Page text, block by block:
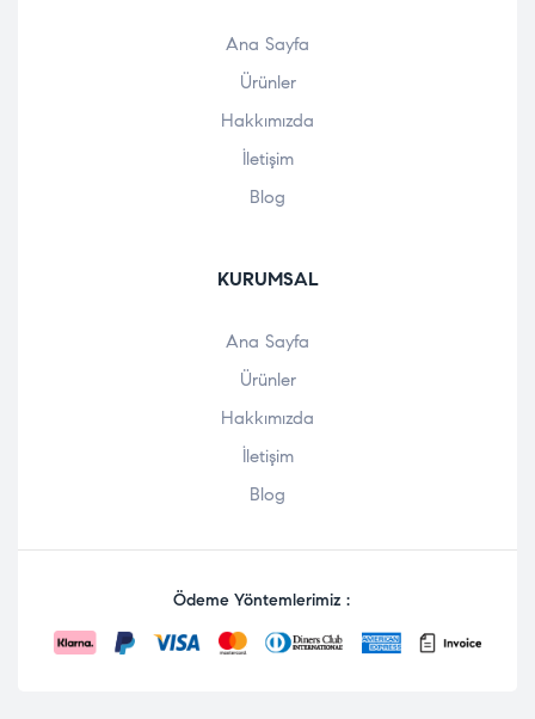
Ana Sayfa
Ürünler
Hakkımızda
İletişim
Blog
KURUMSAL
Ana Sayfa
Ürünler
Hakkımızda
İletişim
Blog
Ödeme Yöntemlerimiz :